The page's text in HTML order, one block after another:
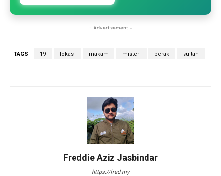
- Advertisement -
TAGS 19 lokasi makam misteri perak sultan
Freddie Aziz Jasbindar
https://fred.my